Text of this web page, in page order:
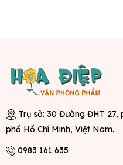
Trụ sở: 30 Đường ĐHT
phố Hồ Chí Minh, Việt Nam.
0983 161 635